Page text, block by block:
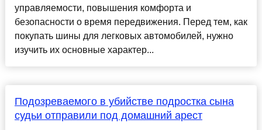
управляемости, повышения комфорта и
безопасности о время передвижения. Перед тем, как
покупать шины для легковых автомобилей, нужно
изучить их основные характер...
Подозреваемого в убийстве подростка сына
судьи отправили под домашний арест